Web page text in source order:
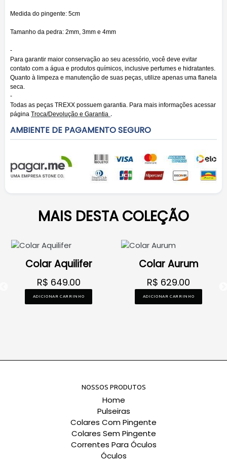
Medida do pingente: 5cm
Tamanho da pedra: 2mm, 3mm e 4mm
-
Para garantir maior conservação ao seu acessório, você deve evitar
contato com a água e produtos químicos, inclusive perfumes e hidratantes.
Quanto à limpeza e manutenção de suas peças, utilize apenas uma flanela
seca.
-
Todas as peças TREXX possuem garantia. Para mais informações acessar
página Troca/Devolução e Garantia .
AMBIENTE DE PAGAMENTO SEGURO
MAIS DESTA COLEÇÃO
Colar Aquilifer
R$ 649.00
ADICIONAR CARRINHO
Colar Aurum
R$ 629.00
ADICIONAR CARRINHO
NOSSOS PRODUTOS
Home
Pulseiras
Colares Com Pingente
Colares Sem Pingente
Correntes Para Óculos
Óculos